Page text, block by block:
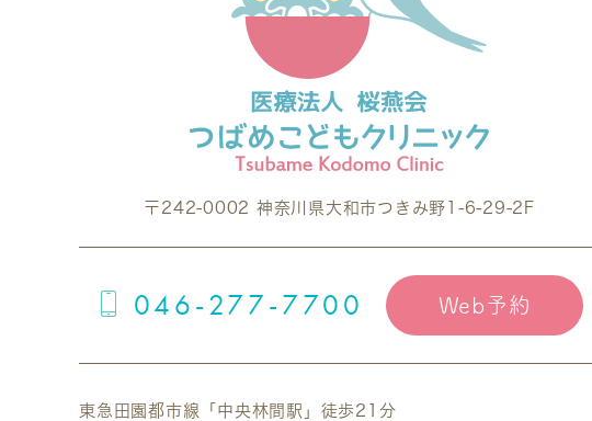
〒242-0002 神奈川県大和市つきみ野1-6-29-2F
046-277-7700 Web予約
東急田園都市線 「中央林間駅」徒歩21分